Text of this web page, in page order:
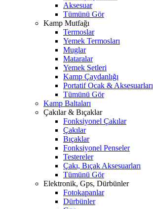
Aksesuar
Tümünü Gör
Kamp Mutfağı
Termoslar
Yemek Termosları
Muglar
Mataralar
Yemek Setleri
Kamp Çaydanlığı
Portatif Ocak & Aksesuarları
Tümünü Gör
Kamp Baltaları
Çakılar & Bıçaklar
Fonksiyonel Çakılar
Çakılar
Bıçaklar
Fonksiyonel Penseler
Testereler
Çakı, Bıçak Aksesuarları
Tümünü Gör
Elektronik, Gps, Dürbünler
Fotokapanlar
Dürbünler